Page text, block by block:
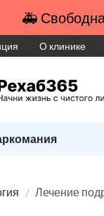
🚑
О клинике
Лечение